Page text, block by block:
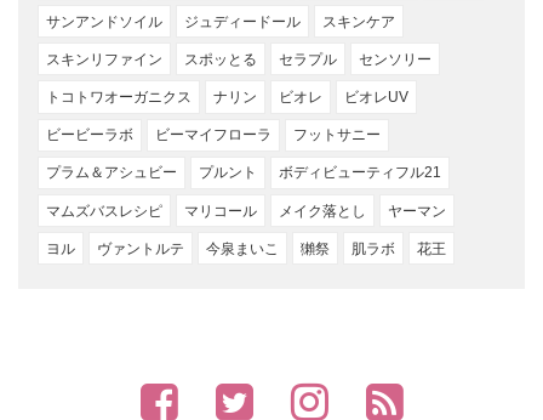
サンアンドソイル ジュディードール スキンケア
スキンリファイン スポッとる セラプル センソリー
トコトワオーガニクス ナリン ビオレ ビオレUV
ビービーラボ ビーマイフローラ フットサニー
プラム＆アシュビー プルント ボディビューティフル21
マムズバスレシピ マリコール メイク落とし ヤーマン
ヨル ヴァントルテ 今泉まいこ 獺祭 肌ラボ 花王